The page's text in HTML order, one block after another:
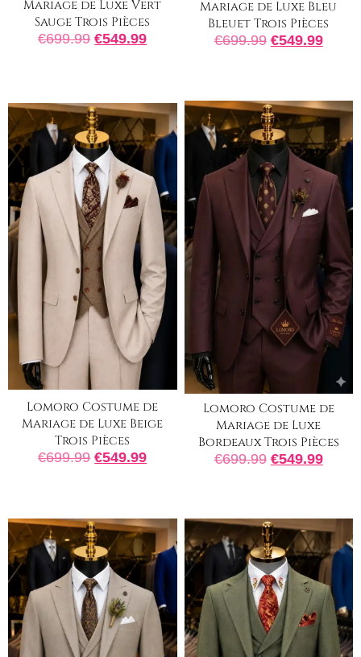
Mariage de Luxe Vert
Sauge Trois Pièces
€699.99 €549.99
Mariage de Luxe Bleu
Bleuet Trois Pièces
€699.99 €549.99
Lomoro Costume de
Mariage de Luxe Beige
Trois Pièces
€699.99 €549.99
Lomoro Costume de
Mariage de Luxe
Bordeaux Trois Pièces
€699.99 €549.99